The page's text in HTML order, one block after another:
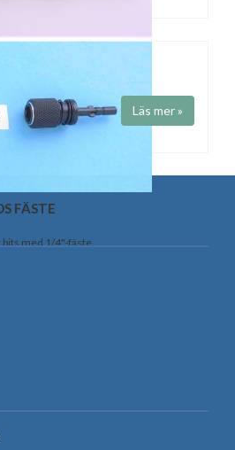
FÄSTE
med 1/4"-fäste.
Läs mer »